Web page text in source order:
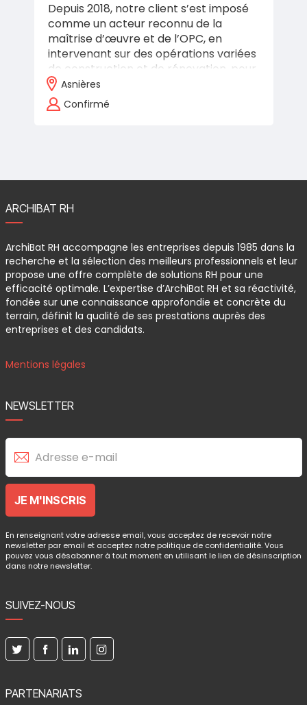
Depuis 2018, notre client s’est imposé
comme un acteur reconnu de la
maîtrise d’œuvre et de l’OPC, en
intervenant sur des opérations variées
de construction et de rénovation, pour
des maîtres d’ouvrage publics
comme…
Asnières
Confirmé
ARCHIBAT RH
ArchiBat RH accompagne les entreprises depuis 1985 dans la
recherche et la sélection des meilleurs professionnels et leur
propose une offre complète de solutions RH pour une
efficacité optimale. L’expertise d’ArchiBat RH et sa réactivité,
fondée sur une connaissance approfondie et concrète du
terrain, définit la qualité de ses prestations auprès des
entreprises et des candidats.
Mentions légales
NEWSLETTER
En renseignant votre adresse email, vous acceptez de recevoir notre
newsletter par email et acceptez notre politique de confidentialité. Vous
pouvez vous désabonner à tout moment en utilisant le lien de désinscription
dans notre newsletter.
SUIVEZ-NOUS
PARTENARIATS